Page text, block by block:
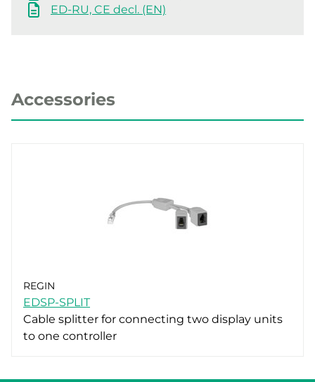
ED-RU, CE decl. (EN)
Accessories
REGIN
EDSP-SPLIT
Cable splitter for connecting two display units
to one controller